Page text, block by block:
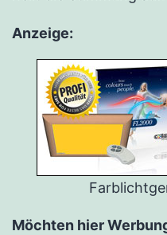
Anzeige:
Möchten hier